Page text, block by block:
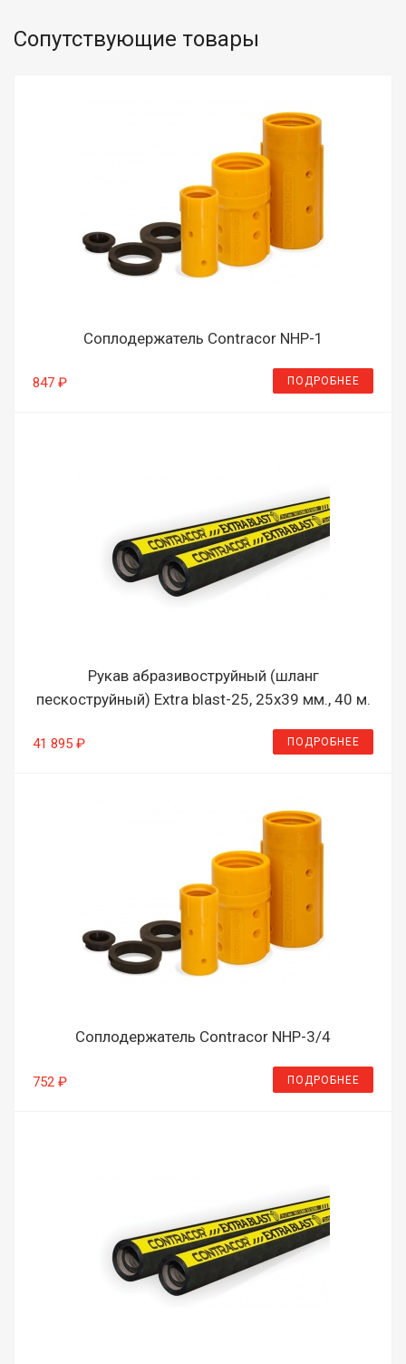
Сопутствующие товары
Соплодержатель Contracor NHP-1
847 ₽ ПОДРОБНЕЕ
Рукав абразивоструйный (шланг
пескоструйный) Extra blast-25, 25х39 мм., 40 м.
41 895 ₽ ПОДРОБНЕЕ
Соплодержатель Contracor NHP-3/4
752 ₽ ПОДРОБНЕЕ